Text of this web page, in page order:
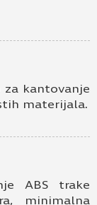
kantovanje
materijala.
ABS trake
minimalna